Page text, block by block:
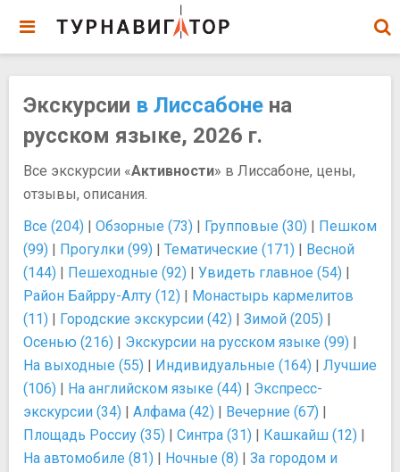
Экскурсии в Лиссабоне на
русском языке, 2026 г.
Все экскурсии «Активности» в Лиссабоне, цены,
отзывы, описания.
Все (204) | Обзорные (73) | Групповые (30) | Пешком
(99) | Прогулки (99) | Тематические (171) | Весной
(144) | Пешеходные (92) | Увидеть главное (54) |
Район Байрру-Алту (12) | Монастырь кармелитов
(11) | Городские экскурсии (42) | Зимой (205) |
Осенью (216) | Экскурсии на русском языке (99) |
На выходные (55) | Индивидуальные (164) | Лучшие
(106) | На английском языке (44) | Экспресс-
экскурсии (34) | Алфама (42) | Вечерние (67) |
Площадь Россиу (35) | Синтра (31) | Кашкайш (12) |
На автомобиле (81) | Ночные (8) | За городом и